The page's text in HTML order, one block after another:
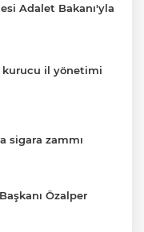
Adalet Bakanı'yla
kurucu il yönetimi
sigara zammı
Özalper